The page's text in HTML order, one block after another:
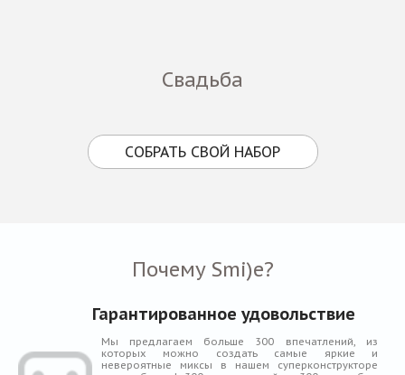
Свадьба
СОБРАТЬ СВОЙ НАБОР
Почему Smi)e?
Гарантированное удовольствие
Мы предлагаем больше 300 впечатлений, из
которых можно создать самые яркие и
невероятные миксы в нашем суперконструкторе